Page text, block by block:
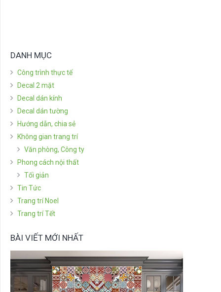
DANH MỤC
Công trình thực tế
Decal 2 mặt
Decal dán kính
Decal dán tường
Hướng dẫn, chia sẻ
Không gian trang trí
Văn phòng, Công ty
Phong cách nội thất
Tối giản
Tin Tức
Trang trí Noel
Trang trí Tết
BÀI VIẾT MỚI NHẤT